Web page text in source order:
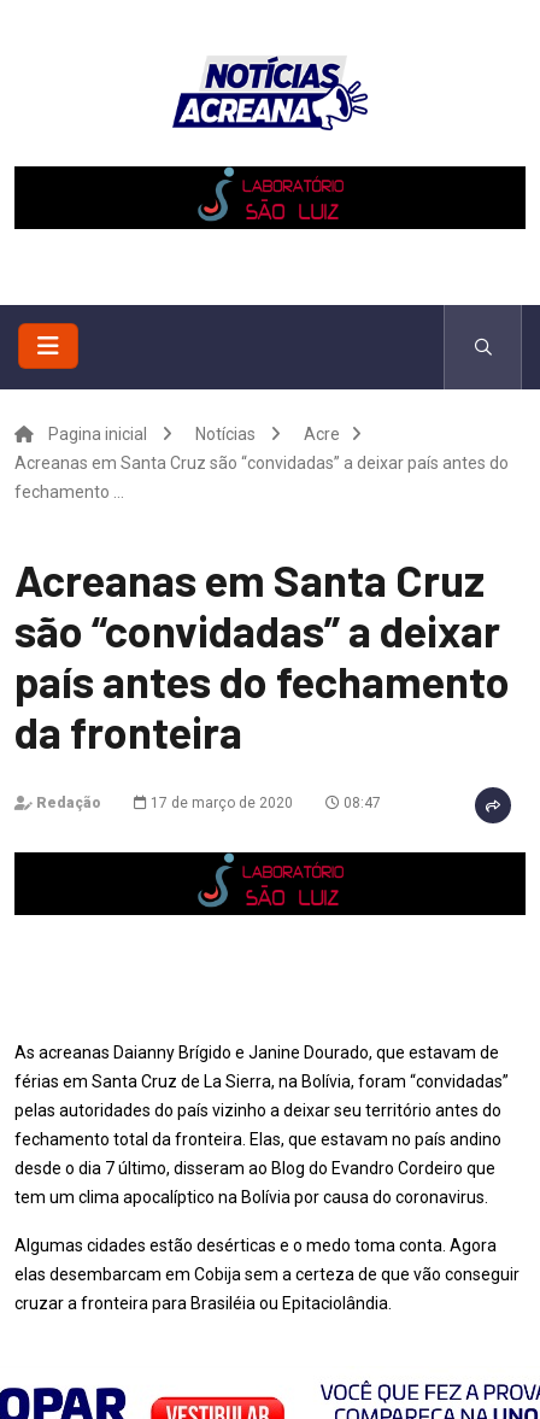
Pagina inicial Notícias
Acre
Acreanas em Santa Cruz são “convidadas” a deixar país antes do
fechamento ...
Acreanas em Santa Cruz
são “convidadas” a deixar
país antes do fechamento
da fronteira
Redação 17 de março de 2020 08:47
As acreanas Daianny Brígido e Janine Dourado, que estavam de
férias em Santa Cruz de La Sierra, na Bolívia, foram “convidadas”
pelas autoridades do país vizinho a deixar seu território antes do
fechamento total da fronteira. Elas, que estavam no país andino
desde o dia 7 último, disseram ao Blog do Evandro Cordeiro que
tem um clima apocalíptico na Bolívia por causa do coronavirus.
Algumas cidades estão desérticas e o medo toma conta. Agora
elas desembarcam em Cobija sem a certeza de que vão conseguir
cruzar a fronteira para Brasiléia ou Epitaciolândia.